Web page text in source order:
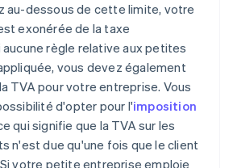
au-dessous de cette limite, votre
exonérée de la taxe
règle relative aux petites
vous devez également
TVA pour votre entreprise. Vous
d'opter pour l'imposition
qui signifie que la TVA sur les
n'est due qu'une fois que le client
votre petite entreprise emploie